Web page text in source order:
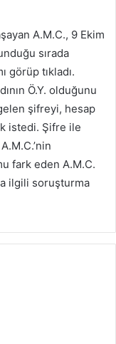
A.M.C., 9 Ekim
sırada
görüp tıkladı.
Ö.Y. olduğunu
şifreyi, hesap
istedi. Şifre ile
fark eden A.M.C.
ilgili soruşturma